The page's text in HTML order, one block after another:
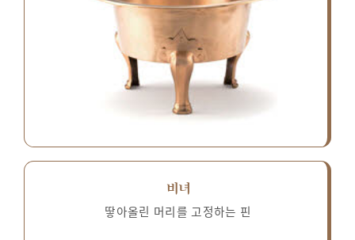
비녀
땋아올린 머리를 고정하는 핀